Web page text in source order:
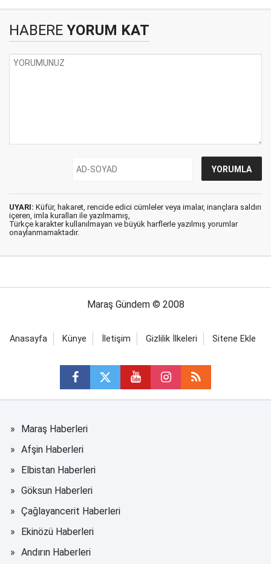
HABERE YORUM KAT
UYARI: Küfür, hakaret, rencide edici cümleler veya imalar, inançlara saldırı
içeren, imla kuralları ile yazılmamış,
Türkçe karakter kullanılmayan ve büyük harflerle yazılmış yorumlar
onaylanmamaktadır.
Maraş Gündem © 2008
Anasayfa Künye İletişim Gizlilik İlkeleri Sitene Ekle
Maraş Haberleri
Afşin Haberleri
Elbistan Haberleri
Göksun Haberleri
Çağlayancerit Haberleri
Ekinözü Haberleri
Andırın Haberleri